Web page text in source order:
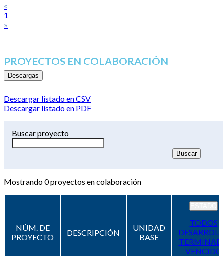
«
1
»
PROYECTOS EN COLABORACIÓN
Descargas
Descargar listado en CSV
Descargar listado en PDF
Buscar proyecto
Mostrando0proyectos en colaboración
NÚM. DE
PROYECTO
DESCRIPCIÓN
UNIDAD
BASE
TODOS
VENCIDO